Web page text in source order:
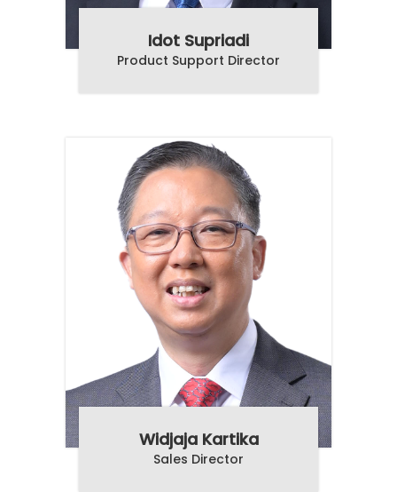
Idot Supriadi
Product Support Director
Widjaja Kartika
Sales Director